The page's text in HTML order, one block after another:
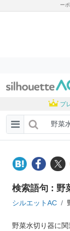
ー
プ
検索語句 : 野
シルエットAC
野菜水切り器に